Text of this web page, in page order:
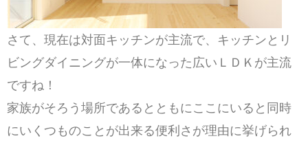
さて、現在は対面キッチンが主流で、キッチンとリ
ビングダイニングが一体になった広いＬＤＫが主流
ですね！
家族がそろう場所であるとともにここにいると同時
にいくつものことが出来る便利さが理由に挙げられ